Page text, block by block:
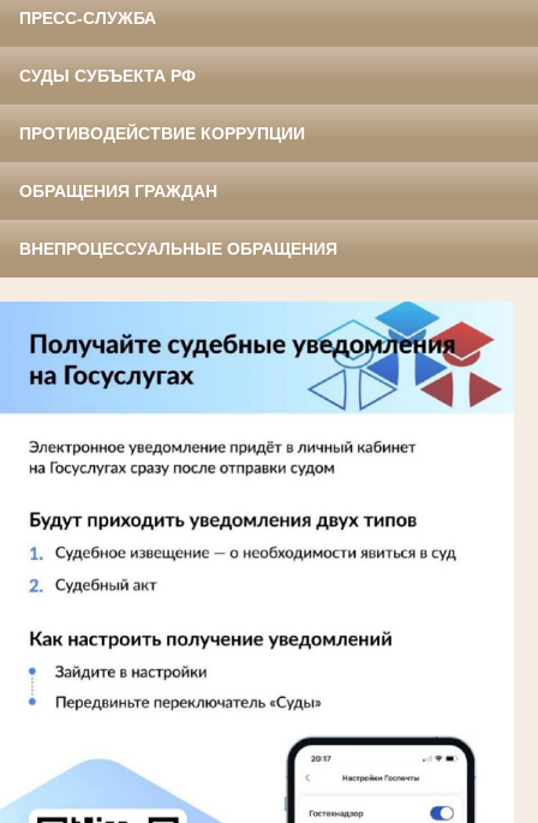
ПРЕСС-СЛУЖБА
СУДЫ СУБЪЕКТА РФ
ПРОТИВОДЕЙСТВИЕ КОРРУПЦИИ
ОБРАЩЕНИЯ ГРАЖДАН
ВНЕПРОЦЕССУАЛЬНЫЕ ОБРАЩЕНИЯ